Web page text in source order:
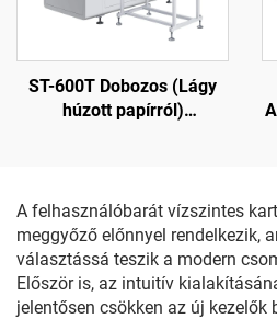
ST-600T Dobozos (Lágy
húzott papírról)
A felhasználóbarát vízszintes
meggyőző előnnyel rendelkezik,
választássá teszik a modern
Először is, az intuitív
jelentősen csökken az új kezelők